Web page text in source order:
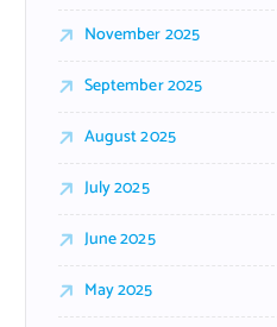
November 2025
September 2025
August 2025
July 2025
June 2025
May 2025